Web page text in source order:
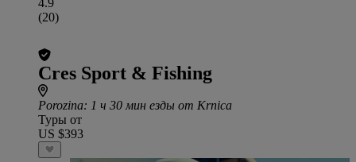
4.9
(20)
Cres Sport & Fishing
Porozina: 1 ч 30 мин езды от Krnica
Туры от
US $393